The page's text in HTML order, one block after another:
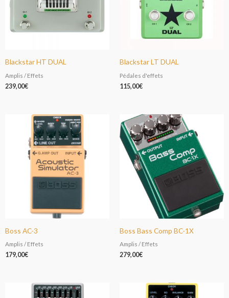
Blackstar HT DUAL
Amplis / Effets
239,00€
Blackstar LT DUAL
Pédales d'effets
115,00€
Boss AC-3
Amplis / Effets
179,00€
Boss Bass Comp BC-1X
Amplis / Effets
279,00€